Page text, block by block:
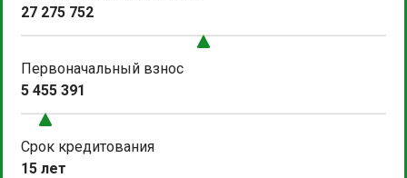
27 275 752
Первоначальный взнос
5 455 391
Срок кредитования
15 лет